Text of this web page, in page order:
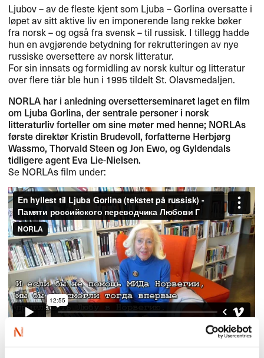
Ljubov – av de fleste kjent som Ljuba – Gorlina oversatte i
løpet av sitt aktive liv en imponerende lang rekke bøker
fra norsk – og også fra svensk – til russisk. I tillegg hadde
hun en avgjørende betydning for rekrutteringen av nye
russiske oversettere av norsk litteratur.
For sin innsats og formidling av norsk kultur og litteratur
over flere tiår ble hun i 1995 tildelt St. Olavsmedaljen.
NORLA har i anledning oversetterseminaret laget en film
om Ljuba Gorlina, der sentrale personer i norsk
litteraturliv forteller om sine møter med henne; NORLAs
første direktør Kristin Brudevoll, forfatterne Herbjørg
Wassmo, Thorvald Steen og Jon Ewo, og Gyldendals
tidligere agent Eva Lie-Nielsen.
Se NORLAs film under:
En hyllest til Ljuba Gorlina (tekstet på russisk) – Памяти